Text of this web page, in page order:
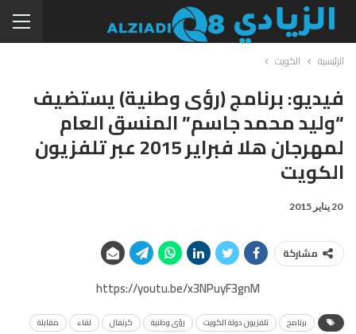
الرئيسية الكويت
فيديو: برنامج (رؤى وطنية) يستضيف
“وليد محمد جاسم” المنسق العام
لمهرجان هلا فبراير 2015 عبر تلفزيون
الكويت
20 يناير 2015
مشاركة
https://youtu.be/x3NPuyF3gnM
برنامج تلفزيون دولة الكويت رؤى وطنية كرنفال لقاء
مقابلة